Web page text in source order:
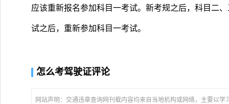
应该重新报名参加科目一考试。新考规之后，科目二
试之后，重新参加科目一考试。
怎么考驾驶证评论
网站声明：交通违章查询网刊载内容均来自当地机构或网络，主要以